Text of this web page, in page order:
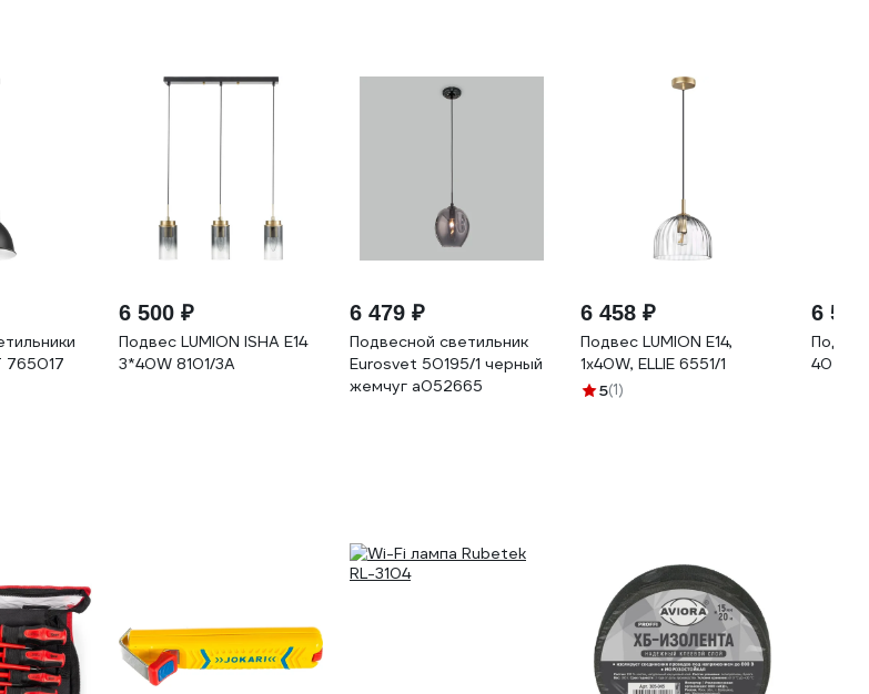
765017
6 500 ₽
Подвес LUMION ISHA E14
3*40W 8101/3A
6 479 ₽
Подвесной светильник
Eurosvet 50195/1 черный
жемчуг a052665
6 458 ₽
Подвес LUMION E14,
1х40W, ELLIE 6551/1
5(1)
6
Подвес
40